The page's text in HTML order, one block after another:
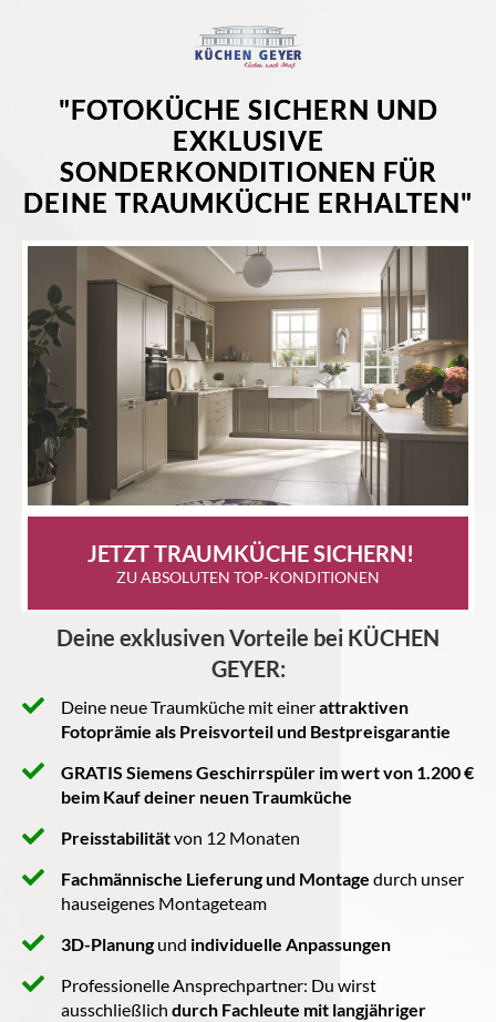
"FOTOKÜCHE SICHERN UND
EXKLUSIVE
SONDERKONDITIONEN FÜR
DEINE TRAUMKÜCHE ERHALTEN"
JETZT TRAUMKÜCHE SICHERN!
ZU ABSOLUTEN TOP-KONDITIONEN
Deine exklusiven Vorteile bei KÜCHEN
GEYER:
Deine neue Traumküche mit einerattraktiven
Fotoprämie als Preisvorteil und Bestpreisgarantie
GRATIS Siemens Geschirrspüler im wert von 1.200 €
beim Kauf deiner neuen Traumküche
Preisstabilitätvon 12 Monaten
Fachmännische Lieferung und Montage durch unser
hauseigenes Montageteam
3D-Planung und individuelle Anpassungen
Professionelle Ansprechpartner: Du wirst
ausschließlich durch Fachleute mit langjähriger